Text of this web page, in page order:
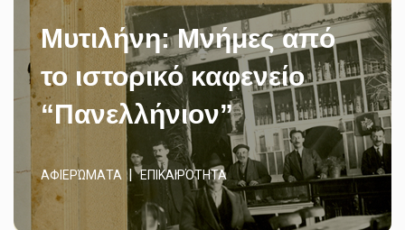
Μυτιλήνη: Μνήμες από
το ιστορικό καφενείο
“Πανελλήνιον”
ΑΦΙΕΡΏΜΑΤΑ ΕΠΙΚΑΙΡΌΤΗΤΑ